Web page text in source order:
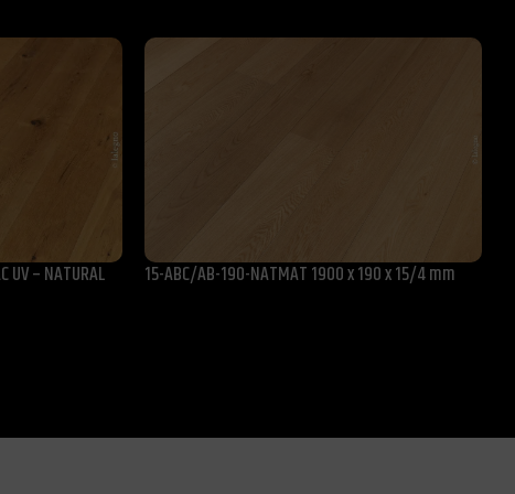
UV – NATURAL
15-ABC/AB-190-NATMAT 1900 x 190 x 15/4 mm